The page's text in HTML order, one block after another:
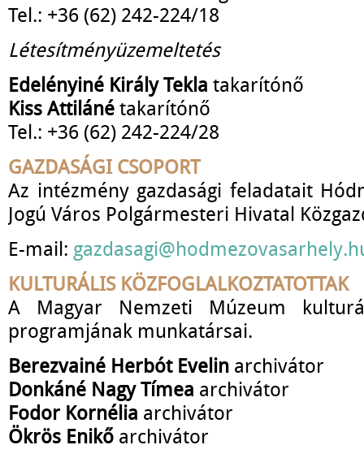
Tel.: +36 (62) 242-224/18
Létesítményüzemeltetés
Edelényiné Király Tekla takarítónő
Kiss Attiláné takarítónő
Tel.: +36 (62) 242-224/28
GAZDASÁGI CSOPORT
Az intézmény gazdasági feladatait
Jogú Város Polgármesteri Hivatal
E-mail:
KULTURÁLIS KÖZFOGLALKOZTATOTTAK
A Magyar Nemzeti Múzeum
programjának munkatársai.
Berezvainé Herbót Evelin archivátor
Donkáné Nagy Tímea archivátor
Fodor Kornélia archivátor
Ökrös Enikő archivátor